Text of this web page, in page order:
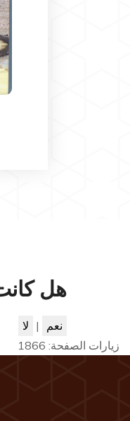
هل
نعم | لا
زيارات الصفحة: 1866